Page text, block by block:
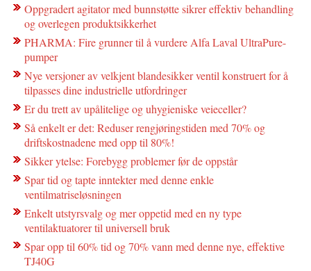
Oppgradert agitator med bunnstøtte sikrer effektiv behandling
og overlegen produktsikkerhet
PHARMA: Fire grunner til å vurdere Alfa Laval UltraPure-
pumper
Nye versjoner av velkjent blandesikker ventil konstruert for å
tilpasses dine industrielle utfordringer
Er du trett av upålitelige og uhygieniske veieceller?
Så enkelt er det: Reduser rengjøringstiden med 70% og
driftskostnadene med opp til 80%!
Sikker ytelse: Forebygg problemer før de oppstår
Spar tid og tapte inntekter med denne enkle
ventilmatriseløsningen
Enkelt utstyrsvalg og mer oppetid med en ny type
ventilaktuatorer til universell bruk
Spar opp til 60% tid og 70% vann med denne nye, effektive
TJ40G